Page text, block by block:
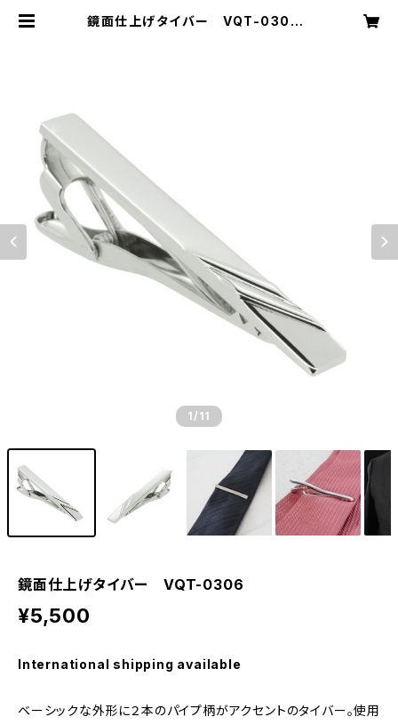
鏡面仕上げタイバー VQT-0306 |
1 /11
鏡面仕上げタイバー VQT-0306
¥5,500
International shipping available
ベーシックな外形に２本のパイプ柄がアクセントのタイバー。使用